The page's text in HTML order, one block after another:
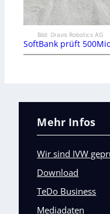
Bild: Gravis Robotics AG
SoftBank prüft
Mehr Infos
Wir sind IVW
Download
TeDo Business
Mediadaten